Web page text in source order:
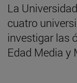
La
cuatro
investigar las
Edad Media y